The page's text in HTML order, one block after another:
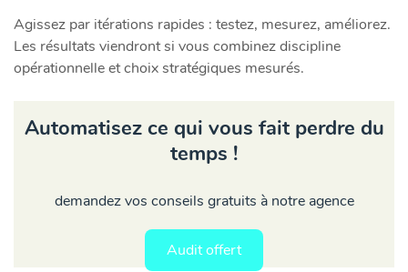
Agissez par itérations rapides : testez, mesurez, améliorez.
Les résultats viendront si vous combinez discipline
opérationnelle et choix stratégiques mesurés.
Automatisez ce qui vous fait perdre du
temps !
demandez vos conseils gratuits à notre agence
Audit offert